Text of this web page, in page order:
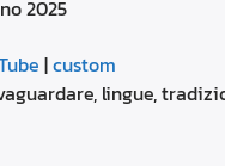
volume.
2025
|custom
lingue,